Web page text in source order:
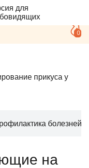
для
0
прикуса у
болезней
на